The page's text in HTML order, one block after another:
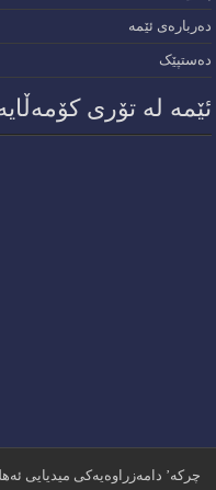
دەربارەی ئێمە
دەستپێک
ئێمە لە تۆری
چرکە’ دامەزراوەیەکی میدیایی